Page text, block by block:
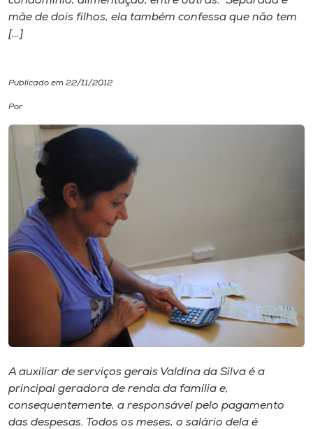
Cultura
CPA
Biblioteca
Editora
Rádio
Museu
Selecione
o idioma
mãe de dois filhos, ela também confessa que não tem
[…]
Publicado em 22/11/2012
Por
A auxiliar de serviços gerais Valdina da Silva é a
principal geradora de renda da família e,
consequentemente, a responsável pelo pagamento
das despesas. Todos os meses, o salário dela é